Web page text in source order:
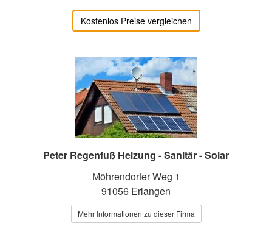
Kostenlos Preise vergleichen
Peter Regenfuß Heizung - Sanitär - Solar
Möhrendorfer Weg 1
91056 Erlangen
Mehr Informationen zu dieser Firma